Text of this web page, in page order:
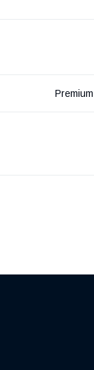
Premium